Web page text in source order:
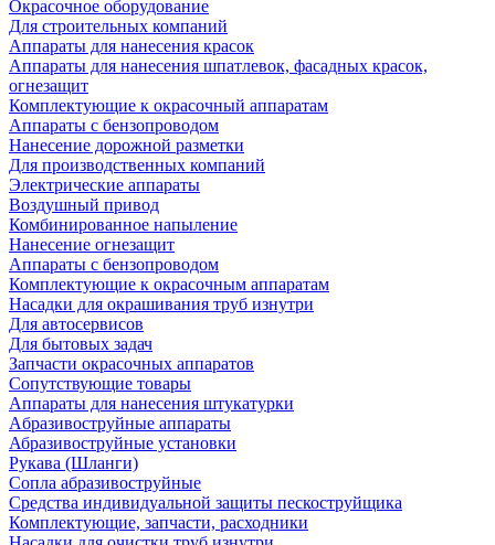
Окрасочное оборудование
Для строительных компаний
Аппараты для нанесения красок
Аппараты для нанесения шпатлевок, фасадных красок,
огнезащит
Комплектующие к окрасочный аппаратам
Аппараты с бензопроводом
Нанесение дорожной разметки
Для производственных компаний
Электрические аппараты
Воздушный привод
Комбинированное напыление
Нанесение огнезащит
Аппараты с бензопроводом
Комплектующие к окрасочным аппаратам
Насадки для окрашивания труб изнутри
Для автосервисов
Для бытовых задач
Запчасти окрасочных аппаратов
Сопутствующие товары
Аппараты для нанесения штукатурки
Aбразивоструйные аппараты
Абразивоструйные установки
Рукава (Шланги)
Сопла абразивоструйные
Средства индивидуальной защиты пескоструйщика
Комплектующие, запчасти, расходники